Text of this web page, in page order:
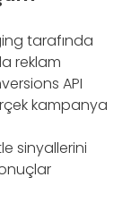
tarafında
reklam
API
kampanya
sinyallerini